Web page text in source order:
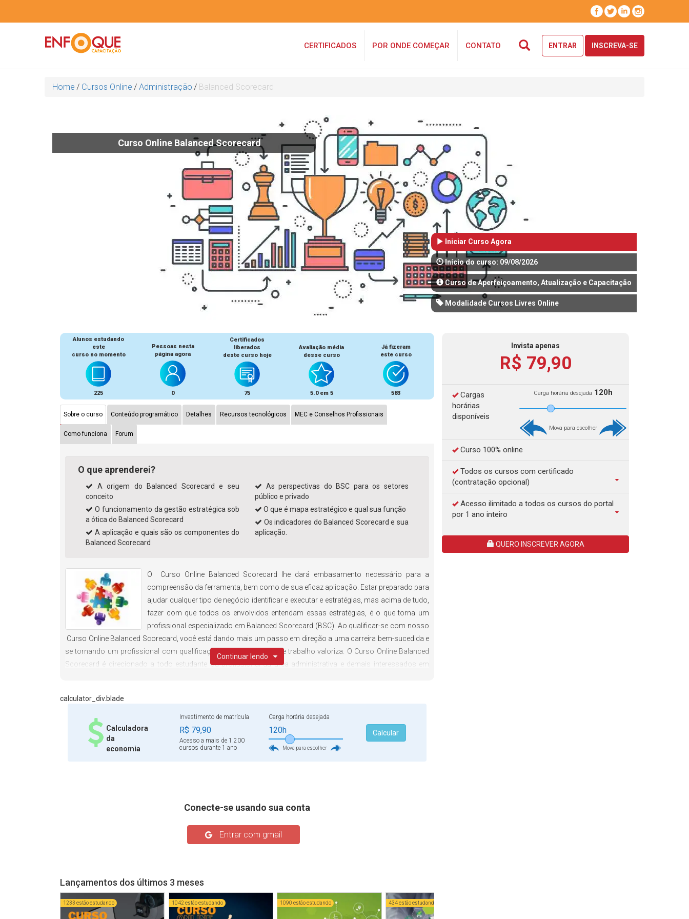
ENTRAR INSCREVA-SE
CERTIFICADOS POR ONDE COMEÇAR CONTATO
Home / Cursos Online / Administração / Balanced Scorecard
Curso Online Balanced Scorecard
Iniciar Curso Agora
Início do curso: 09/08/2026
Curso de Aperfeiçoamento, Atualização e Capacitação
Modalidade Cursos Livres Online
Alunos estudando
este
curso no momento
225
Pessoas nesta
página agora
0
Certificados
liberados
deste curso hoje
75
Avaliação média
desse curso
5.0 em 5
Já fizeram
este curso
583
Sobre o curso Conteúdo programático Detalhes Recursos tecnológicos MEC e Conselhos Profissionais
Como funciona Forum
O que aprenderei?
A origem do Balanced Scorecard e seu
conceito
O funcionamento da gestão estratégica sob
a ótica do Balanced Scorecard
A aplicação e quais são os componentes do
Balanced Scorecard
As perspectivas do BSC para os setores
público e privado
O que é mapa estratégico e qual sua função
Os indicadores do Balanced Scorecard e sua
aplicação.
O Curso Online Balanced Scorecard lhe dará embasamento necessário para a
compreensão da ferramenta, bem como de sua eficaz aplicação. Estar preparado para
ajudar qualquer tipo de negócio identificar e executar e estratégias, mas acima de tudo,
fazer com que todos os envolvidos entendam essas estratégias, é o que torna um
profissional especializado em Balanced Scorecard (BSC). Ao qualificar-se com nosso
Curso Online Balanced Scorecard, você está dando mais um passo em direção a uma carreira bem-sucedida e
se tornando um profissional com qualificações que o mercado de trabalho valoriza. O Curso Online Balanced
Scorecard é direcionado a todo estudante ou profissional da área administrativa e demais interessados em
por quem está se preparando para concursos públicos. Por isso, aproveite bem o curso e todo o conteúdo que
foi criteriosamente selecionado por uma equipe pedagógica comprometida com o seu aprendizado.
Continuar lendo
calculator_div.blade
Calculadora
da
economia
Investimento de matrícula
R$ 79,90
Acesso a mais de 1.200
cursos durante 1 ano
Carga horária desejada
120h
Mova para escolher
Calcular
Conecte-se usando sua conta
Entrar com gmail
Lançamentos dos últimos 3 meses
1233 estão estudando 1042 estão estudando 1090 estão estudando 434 estão estudando
Invista apenas
R$ 79,90
Cargas
horárias
disponíveis
Carga horária desejada 120h
Mova para escolher
Curso 100% online
Todos os cursos com certificado
(contratação opcional)
Acesso ilimitado a todos os cursos do portal
por 1 ano inteiro
QUERO INSCREVER AGORA